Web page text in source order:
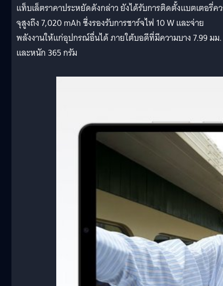
แท็บเล็ตราคาประหยัดดังกล่าว ยังได้รับการติดตั้งแบตเตอรี่ค
จุสูงถึง 7,020 mAh ซึ่งรองรับการชาร์จไฟ 10 W และจ่าย
พลังงานให้แก่อุปกรณ์อื่นได้ ภายใต้บอดีที่มีความบาง 7.99 มม.
และหนัก 365 กรัม